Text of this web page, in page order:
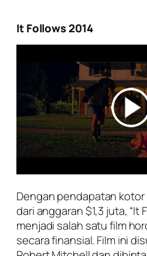
It Follows 2014
Dengan pendapatan
dari anggaran $1,3 juta, “It
menjadi salah satu film
secara finansial. Film ini